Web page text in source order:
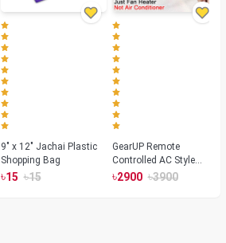
9" x 12" Jachai Plastic
Shopping Bag
৳15 ৳15
GearUP Remote
Controlled AC Style
Room Heater 1800
৳2900 ৳3900